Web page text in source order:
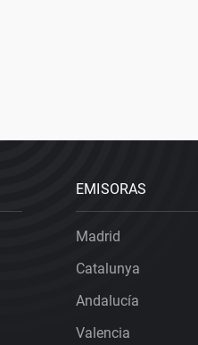
EMISORAS
Madrid
Catalunya
Andalucía
Valencia